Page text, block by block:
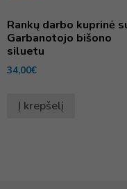
Rankų darbo kuprinė
Garbanotojo bišono
siluetu
34,00€
Į krepšelį